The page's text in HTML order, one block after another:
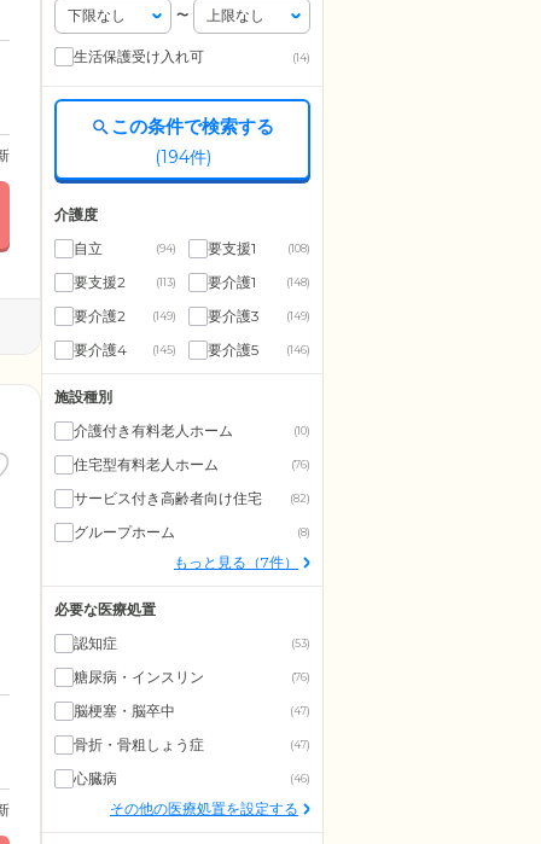
〜
生活保護受け入れ可 (14)
この条件で検索する
(194件)
介護度
自立
(94) 要支援1 (108)
要支援2 (113) 要介護1 (148)
要介護2 (149) 要介護3 (149)
要介護4 (145) 要介護5 (146)
施設種別
介護付き有料老人ホーム
(10)
住宅型有料老人ホーム (76)
サービス付き高齢者向け住宅 (82)
グループホーム (8)
もっと見る（7件）
必要な医療処置
認知症
(53)
糖尿病・インスリン (76)
脳梗塞・脳卒中 (47)
骨折・骨粗しょう症 (47)
心臓病 (46)
その他の医療処置を設定する